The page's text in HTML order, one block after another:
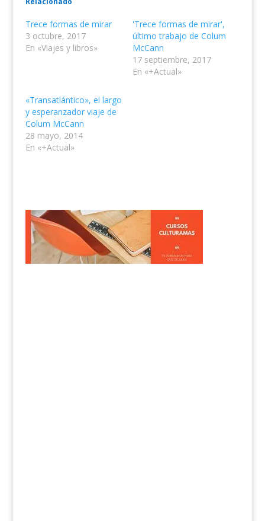
Trece formas de mirar
3 octubre, 2017
En «Viajes y libros»
'Trece formas de mirar',
último trabajo de Colum
McCann
17 septiembre, 2017
En «+Actual»
«Transatlántico», el largo
y esperanzador viaje de
Colum McCann
28 mayo, 2014
En «+Actual»